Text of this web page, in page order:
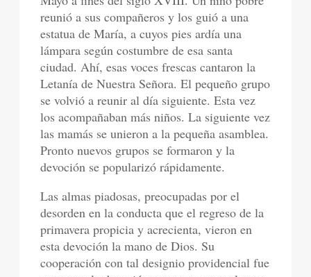
reunió a sus compañeros y los guió a una
estatua de María, a cuyos pies ardía una
lámpara según costumbre de esa santa
ciudad. Ahí, esas voces frescas cantaron la
Letanía de Nuestra Señora. El pequeño grupo
se volvió a reunir al día siguiente. Esta vez
los acompañaban más niños. La siguiente vez
las mamás se unieron a la pequeña asamblea.
Pronto nuevos grupos se formaron y la
devoción se popularizó rápidamente.
Las almas piadosas, preocupadas por el
desorden en la conducta que el regreso de la
primavera propicia y acrecienta, vieron en
esta devoción la mano de Dios. Su
cooperación con tal designio providencial fue